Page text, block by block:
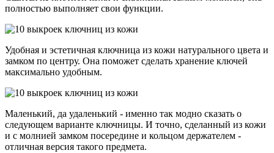
полностью выполняет свои функции.
Удобная и эстетичная ключница из кожи натурального цвета и
замком по центру. Она поможет сделать хранение ключей
максимально удобным.
Маленький, да удаленький - именно так модно сказать о
следующем варианте ключницы. И точно, сделанный из кожи
и с молнией замком посередине и кольцом держателем -
отличная версия такого предмета.